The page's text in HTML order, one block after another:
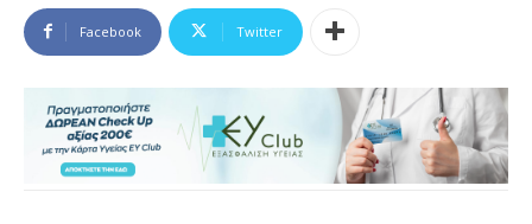
Facebook Twitter